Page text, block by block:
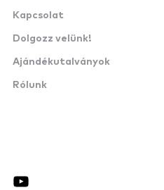
Kapcsolat
Dolgozz velünk!
Ajándékutalványok
Rólunk